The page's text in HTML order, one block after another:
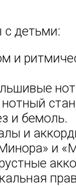
детьми:
и
и бемоль.
и
и